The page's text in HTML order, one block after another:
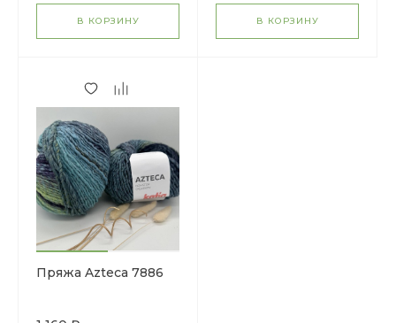
В КОРЗИНУ В КОРЗИНУ
Пряжа Azteca 7886